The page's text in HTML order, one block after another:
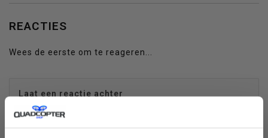
REACTIES
Wees de eerste om te reageren...
Laat een reactie achter
Naam:*